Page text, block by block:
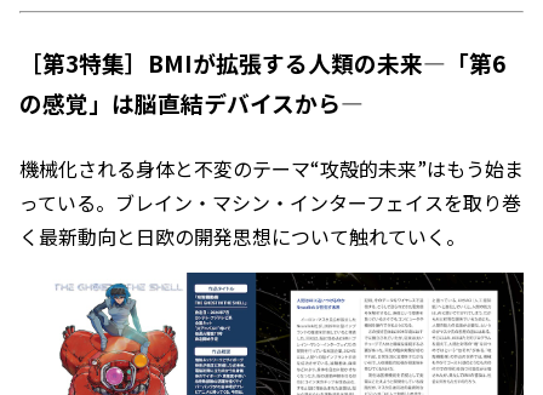
［第3特集］BMIが拡張する人類の未来―「第6
の感覚」は脳直結デバイスから―
機械化される身体と不変のテーマ“攻殻的未来”はもう始ま
っている。ブレイン・マシン・インターフェイスを取り巻
く最新動向と日欧の開発思想について触れていく。